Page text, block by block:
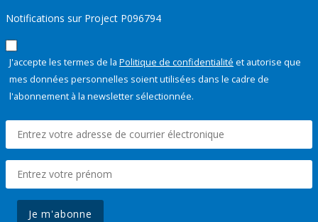
Notifications sur Project P096794
J'accepte les termes de la Politique de confidentialité et autorise que
mes données personnelles soient utilisées dans le cadre de
l'abonnement à la newsletter sélectionnée.
Je m'abonne